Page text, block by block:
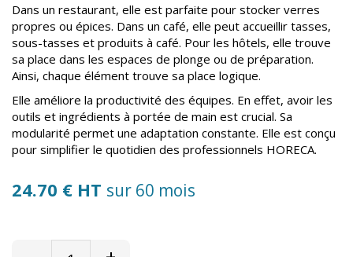
Dans un restaurant, elle est parfaite pour stocker verres
propres ou épices. Dans un café, elle peut accueillir tasses,
sous-tasses et produits à café. Pour les hôtels, elle trouve
sa place dans les espaces de plonge ou de préparation.
Ainsi, chaque élément trouve sa place logique.
Elle améliore la productivité des équipes. En effet, avoir les
outils et ingrédients à portée de main est crucial. Sa
modularité permet une adaptation constante. Elle est conçu
pour simplifier le quotidien des professionnels HORECA.
24.70 € HT sur 60 mois